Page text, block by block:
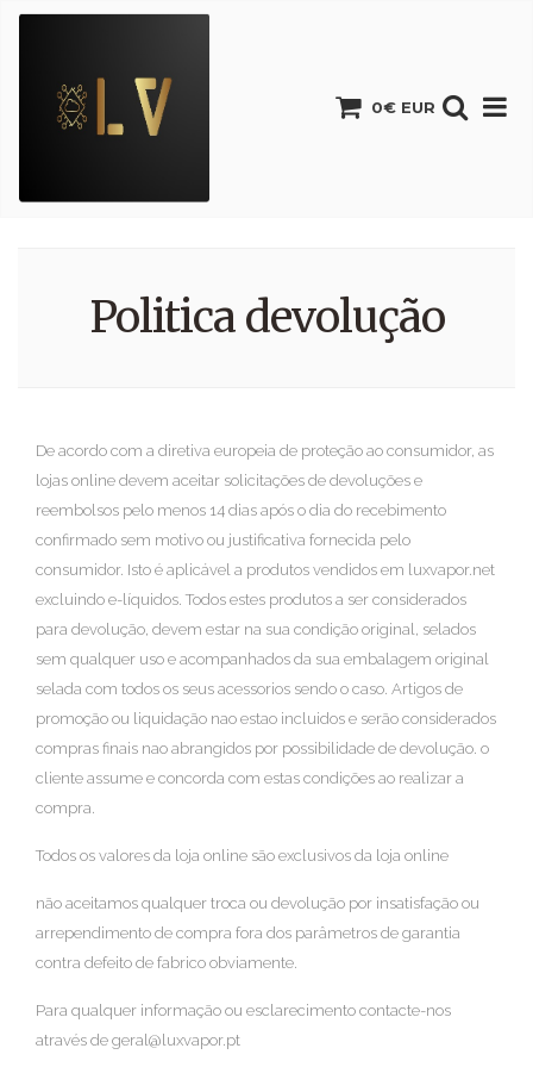
0€ EUR
Politica devolução
De acordo com a diretiva europeia de proteção ao consumidor, as
lojas online devem aceitar solicitações de devoluções e
reembolsos pelo menos 14 dias após o dia do recebimento
confirmado sem motivo ou justificativa fornecida pelo
consumidor. Isto é aplicável a produtos vendidos em luxvapor.net
excluindo e-líquidos. Todos estes produtos a ser considerados
para devolução, devem estar na sua condição original, selados
sem qualquer uso e acompanhados da sua embalagem original
selada com todos os seus acessorios sendo o caso. Artigos de
promoção ou liquidação nao estao incluidos e serão considerados
compras finais nao abrangidos por possibilidade de devolução. o
cliente assume e concorda com estas condições ao realizar a
compra.
Todos os valores da loja online são exclusivos da loja online
não aceitamos qualquer troca ou devolução por insatisfação ou
arrependimento de compra fora dos parâmetros de garantia
contra defeito de fabrico obviamente.
Para qualquer informação ou esclarecimento contacte-nos
através de geral@luxvapor.pt